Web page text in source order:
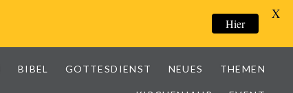
BIBEL GOTTESDIENST NEUES THEMEN
Hier
X